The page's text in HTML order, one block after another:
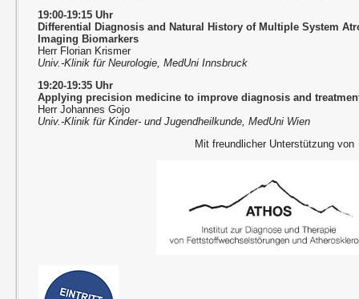
19:00-19:15 Uhr
Differential Diagnosis and Natural History of Multiple System
Imaging Biomarkers
Herr Florian Krismer
Univ.-Klinik für Neurologie, MedUni Innsbruck
19:20-19:35 Uhr
Applying precision medicine to improve diagnosis and
Herr Johannes Gojo
Univ.-Klinik für Kinder- und Jugendheilkunde, MedUni Wien
Mit freundlicher Unterstützung von